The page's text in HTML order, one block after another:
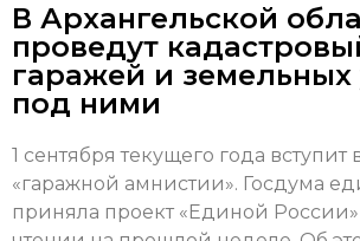
В Архангельской
проведут
гаражей и земельных
под ними
1 сентября текущего года вступит
«гаражной амнистии». Госдума
приняла проект «Единой России»